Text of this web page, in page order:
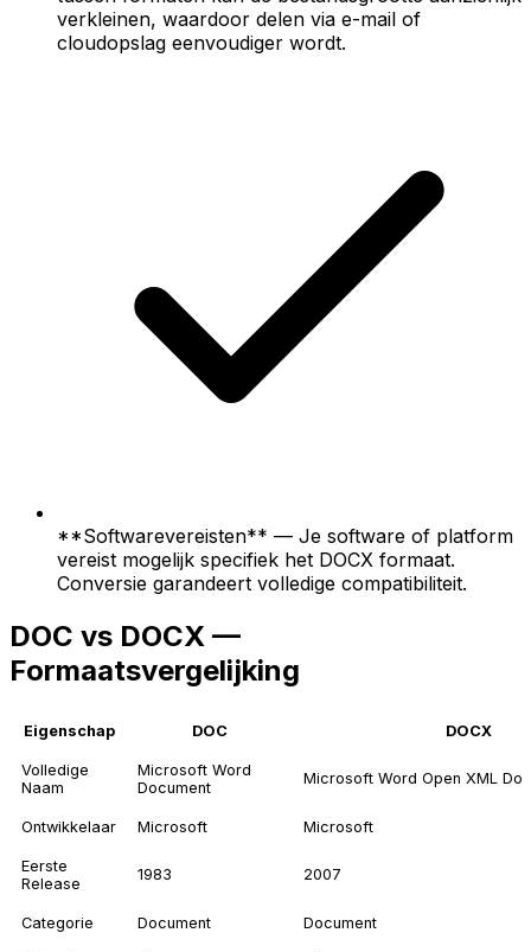
verkleinen, waardoor delen via e-mail of
cloudopslag eenvoudiger wordt.
**Softwarevereisten** — Je software of platform
vereist mogelijk specifiek het DOCX formaat.
Conversie garandeert volledige compatibiliteit.
DOC vs DOCX —
Formaatsvergelijking
Eigenschap DOC DOCX
Volledige
Naam
Microsoft Word
Document
Microsoft Word Open XML
Ontwikkelaar Microsoft Microsoft
Eerste
Release
1983 2007
Categorie Document Document